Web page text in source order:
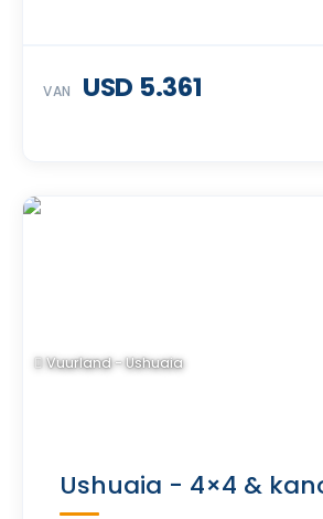
VAN USD 5.361
Vuurland - Ushuaia
Ushuaia - 4×4 &